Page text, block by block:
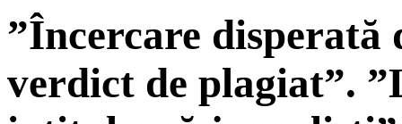
”Încercare disperată
verdict de plagiat”.